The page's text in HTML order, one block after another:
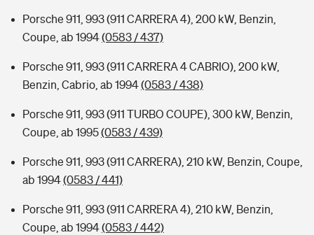
Porsche 911, 993 (911 CARRERA 4), 200 kW, Benzin,
Coupe, ab 1994(0583 / 437)
Porsche 911, 993 (911 CARRERA 4 CABRIO), 200 kW,
Benzin, Cabrio, ab 1994(0583 / 438)
Porsche 911, 993 (911 TURBO COUPE), 300 kW, Benzin,
Coupe, ab 1995(0583 / 439)
Porsche 911, 993 (911 CARRERA), 210 kW, Benzin, Coupe,
ab 1994(0583 / 441)
Porsche 911, 993 (911 CARRERA 4), 210 kW, Benzin,
Coupe, ab 1994(0583 / 442)